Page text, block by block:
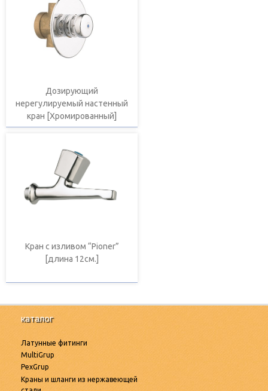
Дозирующий
нерегулируемый настенный
кран [Хромированный]
Кран с изливом “Pioner”
[длина 12см.]
каталог
Латунные фитинги
MultiGrup
PexGrup
Краны и шланги из нержавеющей